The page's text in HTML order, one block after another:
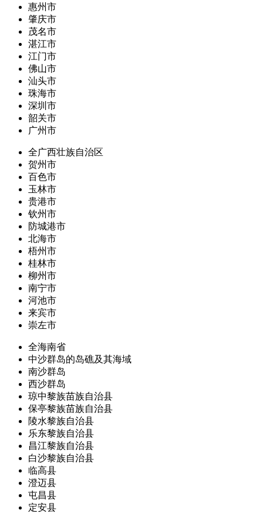
惠州市
肇庆市
茂名市
湛江市
江门市
佛山市
汕头市
珠海市
深圳市
韶关市
广州市
全广西壮族自治区
贺州市
百色市
玉林市
贵港市
钦州市
防城港市
北海市
梧州市
桂林市
柳州市
南宁市
河池市
来宾市
崇左市
全海南省
中沙群岛的岛礁及其海域
南沙群岛
西沙群岛
琼中黎族苗族自治县
保亭黎族苗族自治县
陵水黎族自治县
乐东黎族自治县
昌江黎族自治县
白沙黎族自治县
临高县
澄迈县
屯昌县
定安县